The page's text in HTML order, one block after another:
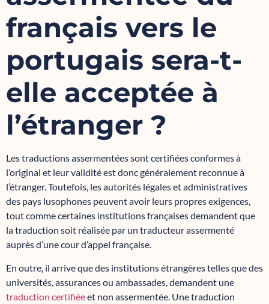
français vers le
portugais sera-t-
elle acceptée à
l’étranger ?
Les traductions assermentées sont certifiées conformes à
l’original et leur validité est donc généralement reconnue à
l’étranger. Toutefois, les autorités légales et administratives
des pays lusophones peuvent avoir leurs propres exigences,
tout comme certaines institutions françaises demandent que
la traduction soit réalisée par un traducteur assermenté
auprès d’une cour d’appel française.
En outre, il arrive que des institutions étrangères telles que des
universités, assurances ou ambassades, demandent une
traduction certifiéeet non assermentée. Une traduction